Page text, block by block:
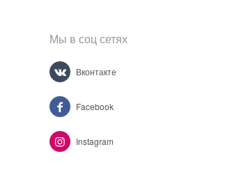
Мы в соц сетях
Вконтакте
Facebook
Instagram